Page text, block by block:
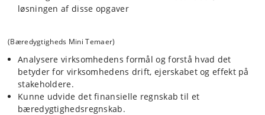
løsningen af disse opgaver
(Bæredygtigheds Mini Temaer)
Analysere virksomhedens formål og forstå hvad det
betyder for virksomhedens drift, ejerskabet og effekt på
stakeholdere.
Kunne udvide det finansielle regnskab til et
bæredygtighedsregnskab.